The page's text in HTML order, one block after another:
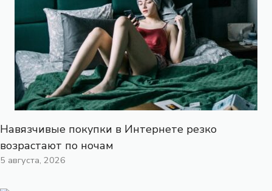
Навязчивые покупки в Интернете резко
возрастают по ночам
5 августа, 2026